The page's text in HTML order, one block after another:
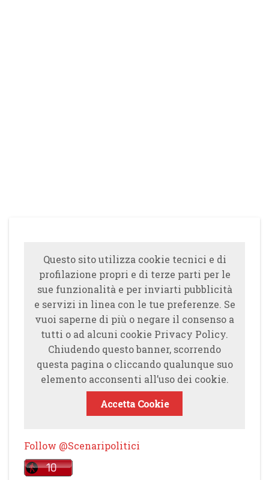
Questo sito utilizza cookie tecnici e di
profilazione propri e di terze parti per le
sue funzionalità e per inviarti pubblicità
e servizi in linea con le tue preferenze. Se
vuoi saperne di più o negare il consenso a
tutti o ad alcuni cookie Privacy Policy.
Chiudendo questo banner, scorrendo
questa pagina o cliccando qualunque suo
elemento acconsenti all’uso dei cookie.
Accetta Cookie
Follow @Scenaripolitici